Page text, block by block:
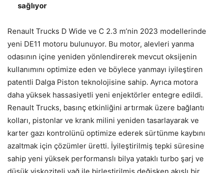
sağlıyor
Renault Trucks D Wide ve C 2.3 m’nin 2023 modellerinde
yeni DE11 motoru bulunuyor. Bu motor, alevleri yanma
odasının içine yeniden yönlendirerek mevcut oksijenin
kullanımını optimize eden ve böylece yanmayı iyileştiren
patentli Dalga Piston teknolojisine sahip. Ayrıca motora
daha yüksek hassasiyetli yeni enjektörler entegre edildi.
Renault Trucks, basınç etkinliğini artırmak üzere bağlantı
kolları, pistonlar ve krank milini yeniden tasarlayarak ve
karter gazı kontrolünü optimize ederek sürtünme kaybını
azaltmak için çözümler üretti. İyileştirilmiş tepki süresine
sahip yeni yüksek performanslı bilya yataklı turbo şarj ve